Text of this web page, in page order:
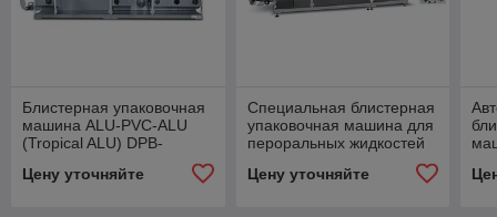
Блистерная упаковочная
машина ALU-PVC-ALU
(Tropical ALU) DPB-
Цену уточняйте
Специальная блистерная
упаковочная машина для
пероральных жидкостей
Цену уточняйте